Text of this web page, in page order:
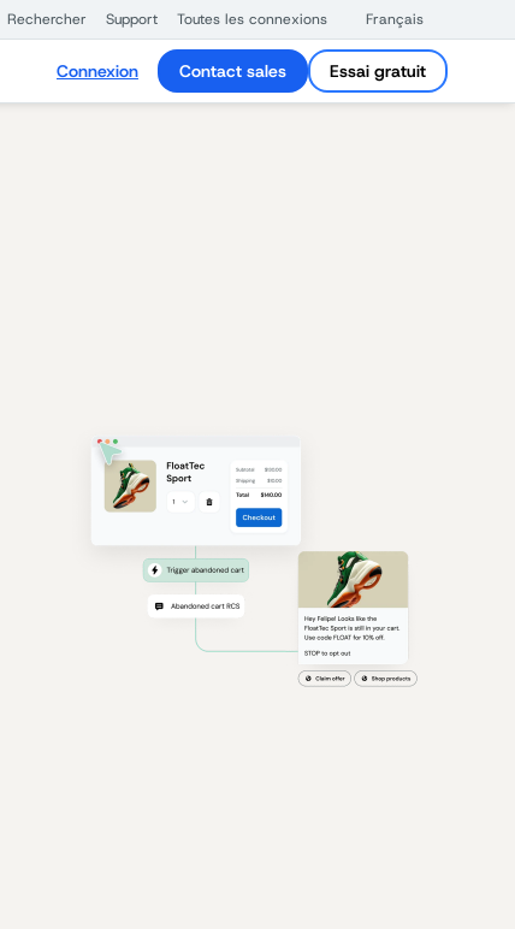
Rechercher Support Toutes les connexions Français
Connexion Contact sales Essai gratuit